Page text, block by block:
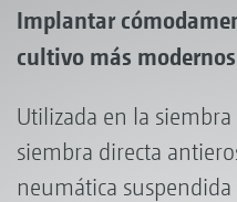
Implantar
cultivo más modernos
Utilizada en la
siembra directa
neumática suspendida